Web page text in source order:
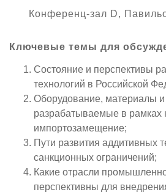
Контакты
Прилет на выставку
Основные требования МВЦ «Крокус
Место проведения HeliRussia
Схема проезда
Правила доступа и пребывания
Для СМИ
Положение об аккредитации
Публикации о выставке
Пресс-релизы
Конференц-зал D,
Ключевые темы для
Состояние и перспективы
технологий в Российской
Оборудование, материалы и
разрабатываемые в рамках
импортозамещение;
Пути развития аддитивных
санкционных ограничений;
Какие отрасли
перспективны для